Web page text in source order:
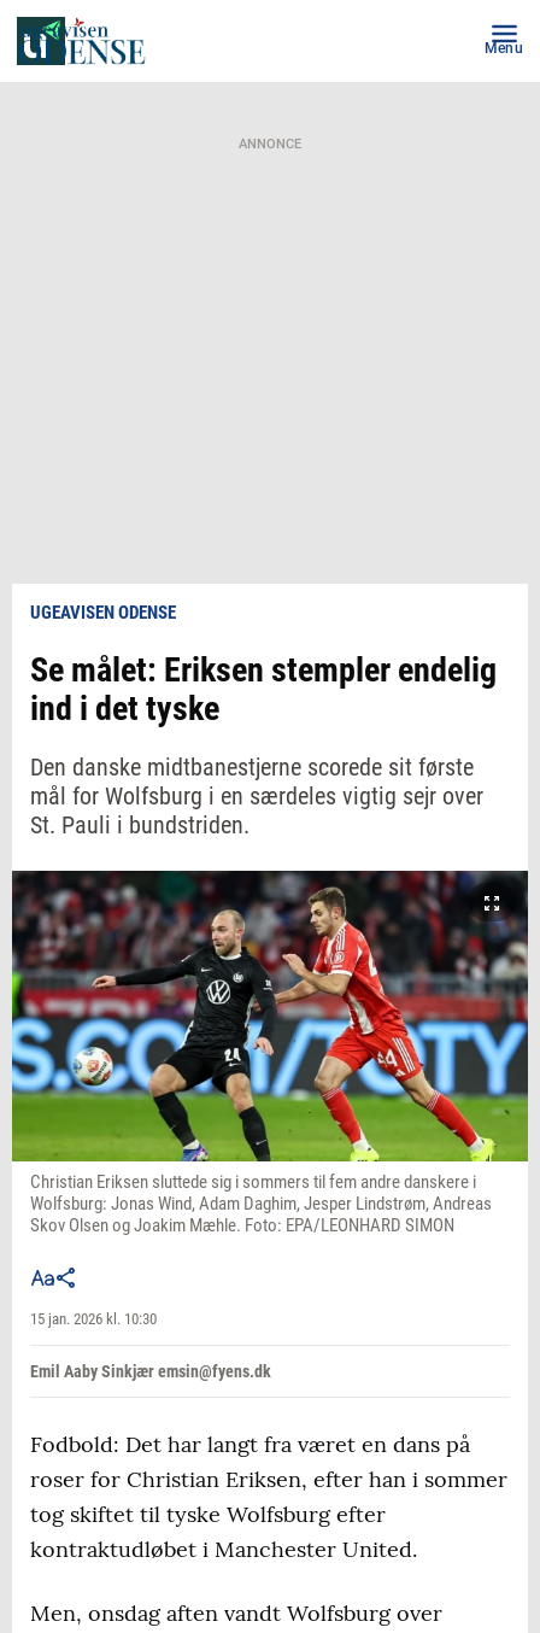
Menu
ANNONCE
UGEAVISEN ODENSE
Se målet: Eriksen stempler endelig
ind i det tyske
Den danske midtbanestjerne scorede sit første
mål for Wolfsburg i en særdeles vigtig sejr over
St. Pauli i bundstriden.
Christian Eriksen sluttede sig i sommers til fem andre danskere i
Wolfsburg: Jonas Wind, Adam Daghim, Jesper Lindstrøm, Andreas
Skov Olsen og Joakim Mæhle. Foto: EPA/LEONHARD SIMON
15 jan. 2026 kl. 10:30
Emil Aaby Sinkjær emsin@fyens.dk
Fodbold: Det har langt fra været en dans på
roser for Christian Eriksen, efter han i sommer
tog skiftet til tyske Wolfsburg efter
kontraktudløbet i Manchester United.
Men, onsdag aften vandt Wolfsburg over